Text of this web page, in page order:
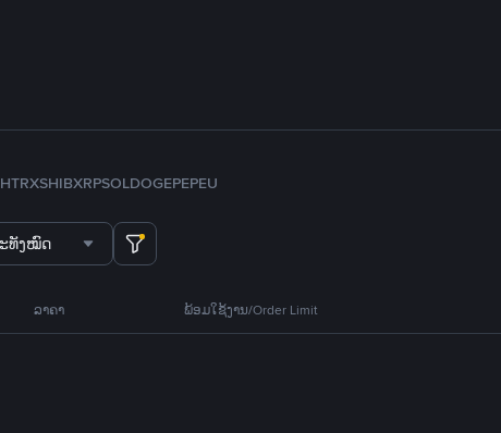
TRXSHIBXRPSOLDOGEPEPEU
ທັງໝົດ
ລາຄາ ພ້ອມໃຊ້ງານ/Order Limit